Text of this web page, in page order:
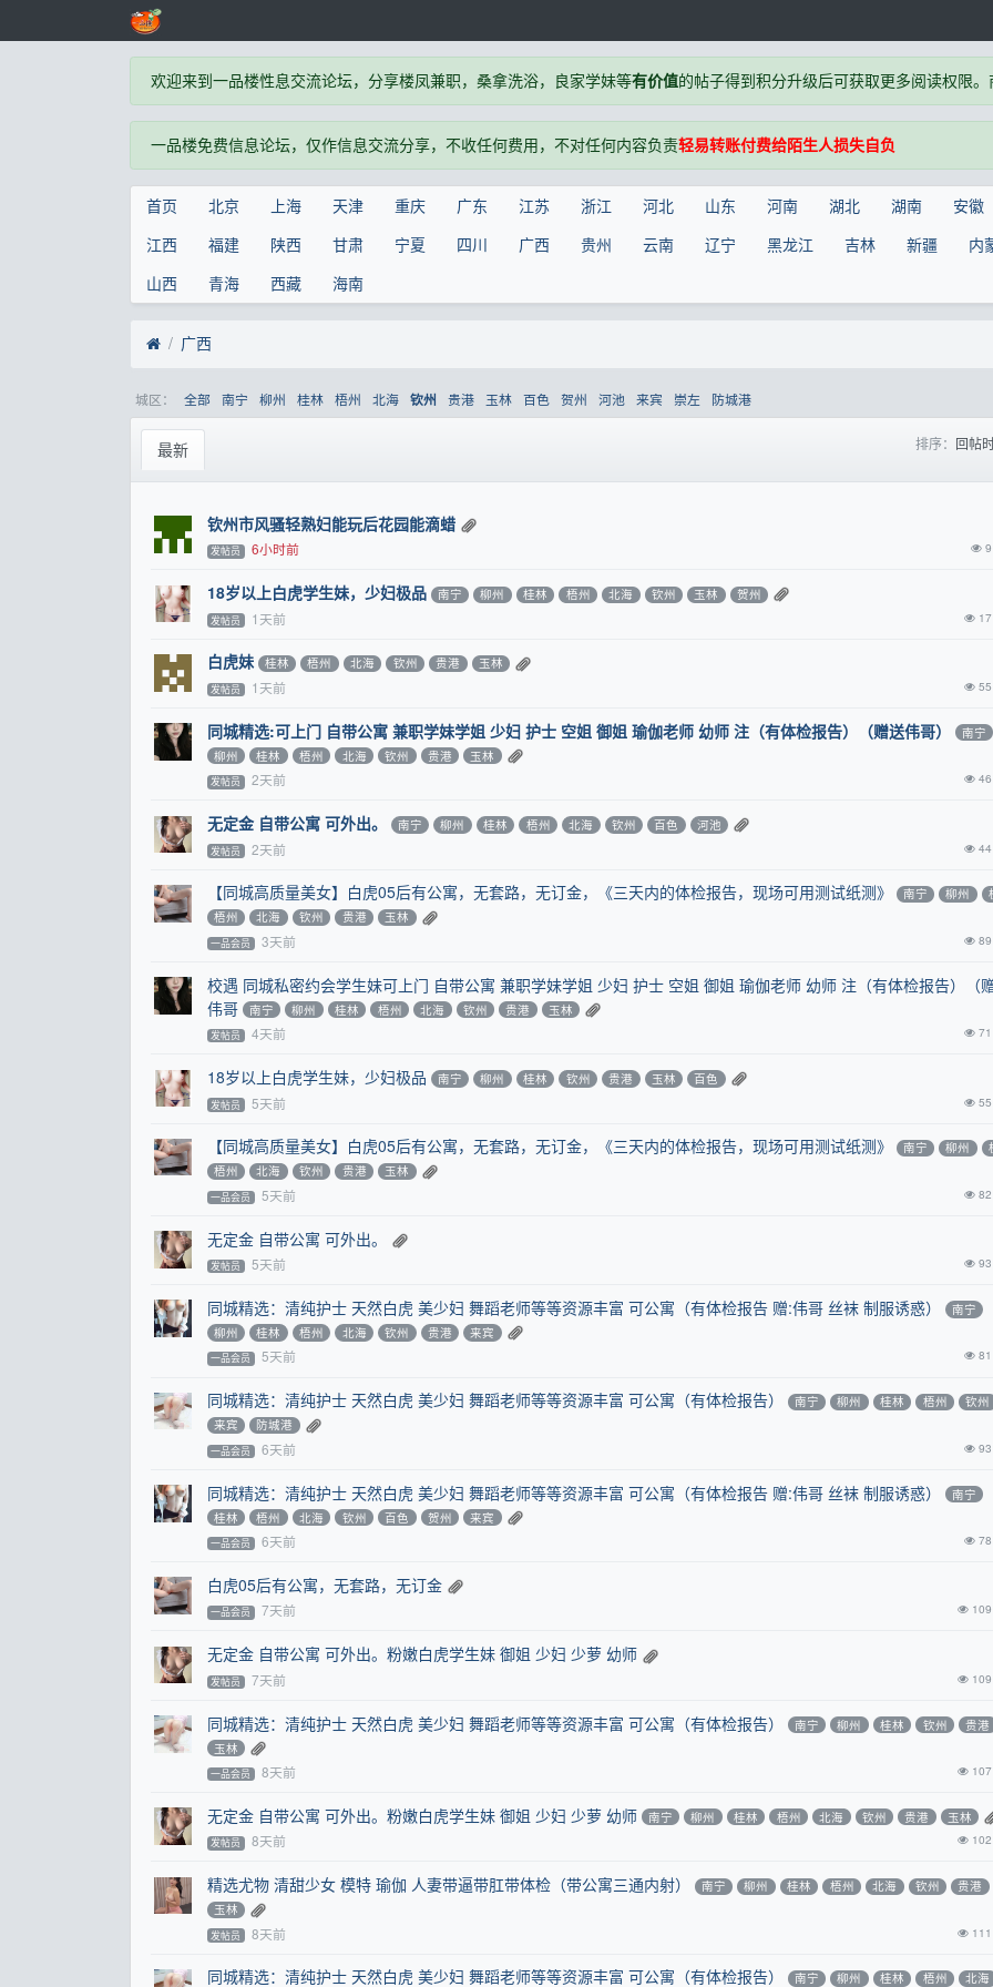
欢迎来到一品楼性息交流论坛，分享楼凤兼职，桑拿洗浴，良家学妹等有价值的帖子得到积分升级后可获取更多阅读权限
一品楼免费信息论坛，仅作信息交流分享，不收任何费用，不对任何内容负责轻易转账付费给陌生人损失自负
首页 北京 上海 天津 重庆 广东 江苏 浙江 河北 山东 河南 湖北 湖南
安徽
江西
福建 陕西 甘肃 宁夏 四川 广西 贵州 云南 辽宁 黑龙江 吉林 新疆
内
山西
青海 西藏 海南
广西
城区： 全部 南宁 柳州 桂林 梧州 北海 钦州 贵港 玉林 百色 贺州 河池 来宾 崇左 防城港
最新 排序： 回帖
钦州市风骚轻熟妇能玩后花园能滴蜡
发帖员 6小时前 9
18岁以上白虎学生妹，少妇极品 南宁 柳州 桂林 梧州 北海 钦州 玉林 贺州
发帖员 1天前 17
白虎妹 桂林 梧州 北海 钦州 贵港 玉林
发帖员 1天前 55
同城精选:可上门 自带公寓 兼职学妹学姐 少妇 护士 空姐 御姐 瑜伽老师 幼师 注（有体检报告）（赠送伟哥）
南宁
柳州
桂林 梧州 北海 钦州 贵港 玉林
发帖员 2天前 46
无定金 自带公寓 可外出。 南宁 柳州 桂林 梧州 北海 钦州 百色 河池
发帖员 2天前 44
【同城高质量美女】白虎05后有公寓，无套路，无订金，《三天内的体检报告，现场可用测试纸测》 南宁 柳州
梧州
北海 钦州 贵港 玉林
一品会员 3天前 89
校遇 同城私密约会学生妹可上门 自带公寓 兼职学妹学姐 少妇 护士 空姐 御姐 瑜伽老师 幼师 注（有体检报告）（
伟哥
南宁 柳州 桂林 梧州 北海 钦州 贵港 玉林
发帖员 4天前 71
18岁以上白虎学生妹，少妇极品 南宁 柳州 桂林 钦州 贵港 玉林 百色
发帖员 5天前 55
【同城高质量美女】白虎05后有公寓，无套路，无订金，《三天内的体检报告，现场可用测试纸测》 南宁 柳州
梧州
北海 钦州 贵港 玉林
一品会员 5天前 82
无定金 自带公寓 可外出。
发帖员 5天前 93
同城精选：清纯护士 天然白虎 美少妇 舞蹈老师等等资源丰富 可公寓（有体检报告 赠:伟哥 丝袜 制服诱惑）
南宁
柳州
桂林 梧州 北海 钦州 贵港 来宾
一品会员 5天前 81
同城精选：清纯护士 天然白虎 美少妇 舞蹈老师等等资源丰富 可公寓（有体检报告） 南宁 柳州 桂林 梧州
钦州
来宾
防城港
一品会员 6天前 93
同城精选：清纯护士 天然白虎 美少妇 舞蹈老师等等资源丰富 可公寓（有体检报告 赠:伟哥 丝袜 制服诱惑）
南宁
桂林
梧州 北海 钦州 百色 贺州 来宾
一品会员 6天前 78
白虎05后有公寓，无套路，无订金
一品会员 7天前 109
无定金 自带公寓 可外出。粉嫩白虎学生妹 御姐 少妇 少萝 幼师
发帖员 7天前 109
同城精选：清纯护士 天然白虎 美少妇 舞蹈老师等等资源丰富 可公寓（有体检报告） 南宁 柳州 桂林 钦州
贵港
玉林
一品会员 8天前 107
无定金 自带公寓 可外出。粉嫩白虎学生妹 御姐 少妇 少萝 幼师 南宁 柳州 桂林 梧州 北海 钦州 贵港 玉林
发帖员 8天前 102
精选尤物 清甜少女 模特 瑜伽 人妻带逼带肛带体检（带公寓三通内射） 南宁 柳州 桂林 梧州 北海 钦州
贵港
玉林
发帖员 8天前 111
同城精选：清纯护士 天然白虎 美少妇 舞蹈老师等等资源丰富 可公寓（有体检报告） 南宁 柳州 桂林 梧州 北海